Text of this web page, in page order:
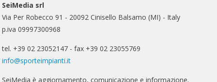
SeiMedia srl
Via Per Robecco 91 - 20092 Cinisello Balsamo (MI) - Italy
p.iva 09997300968
tel. +39 02 23052147 - fax +39 02 23055769
info@sporteimpianti.it
SeiMedia è aggiornamento, comunicazione e informazione.